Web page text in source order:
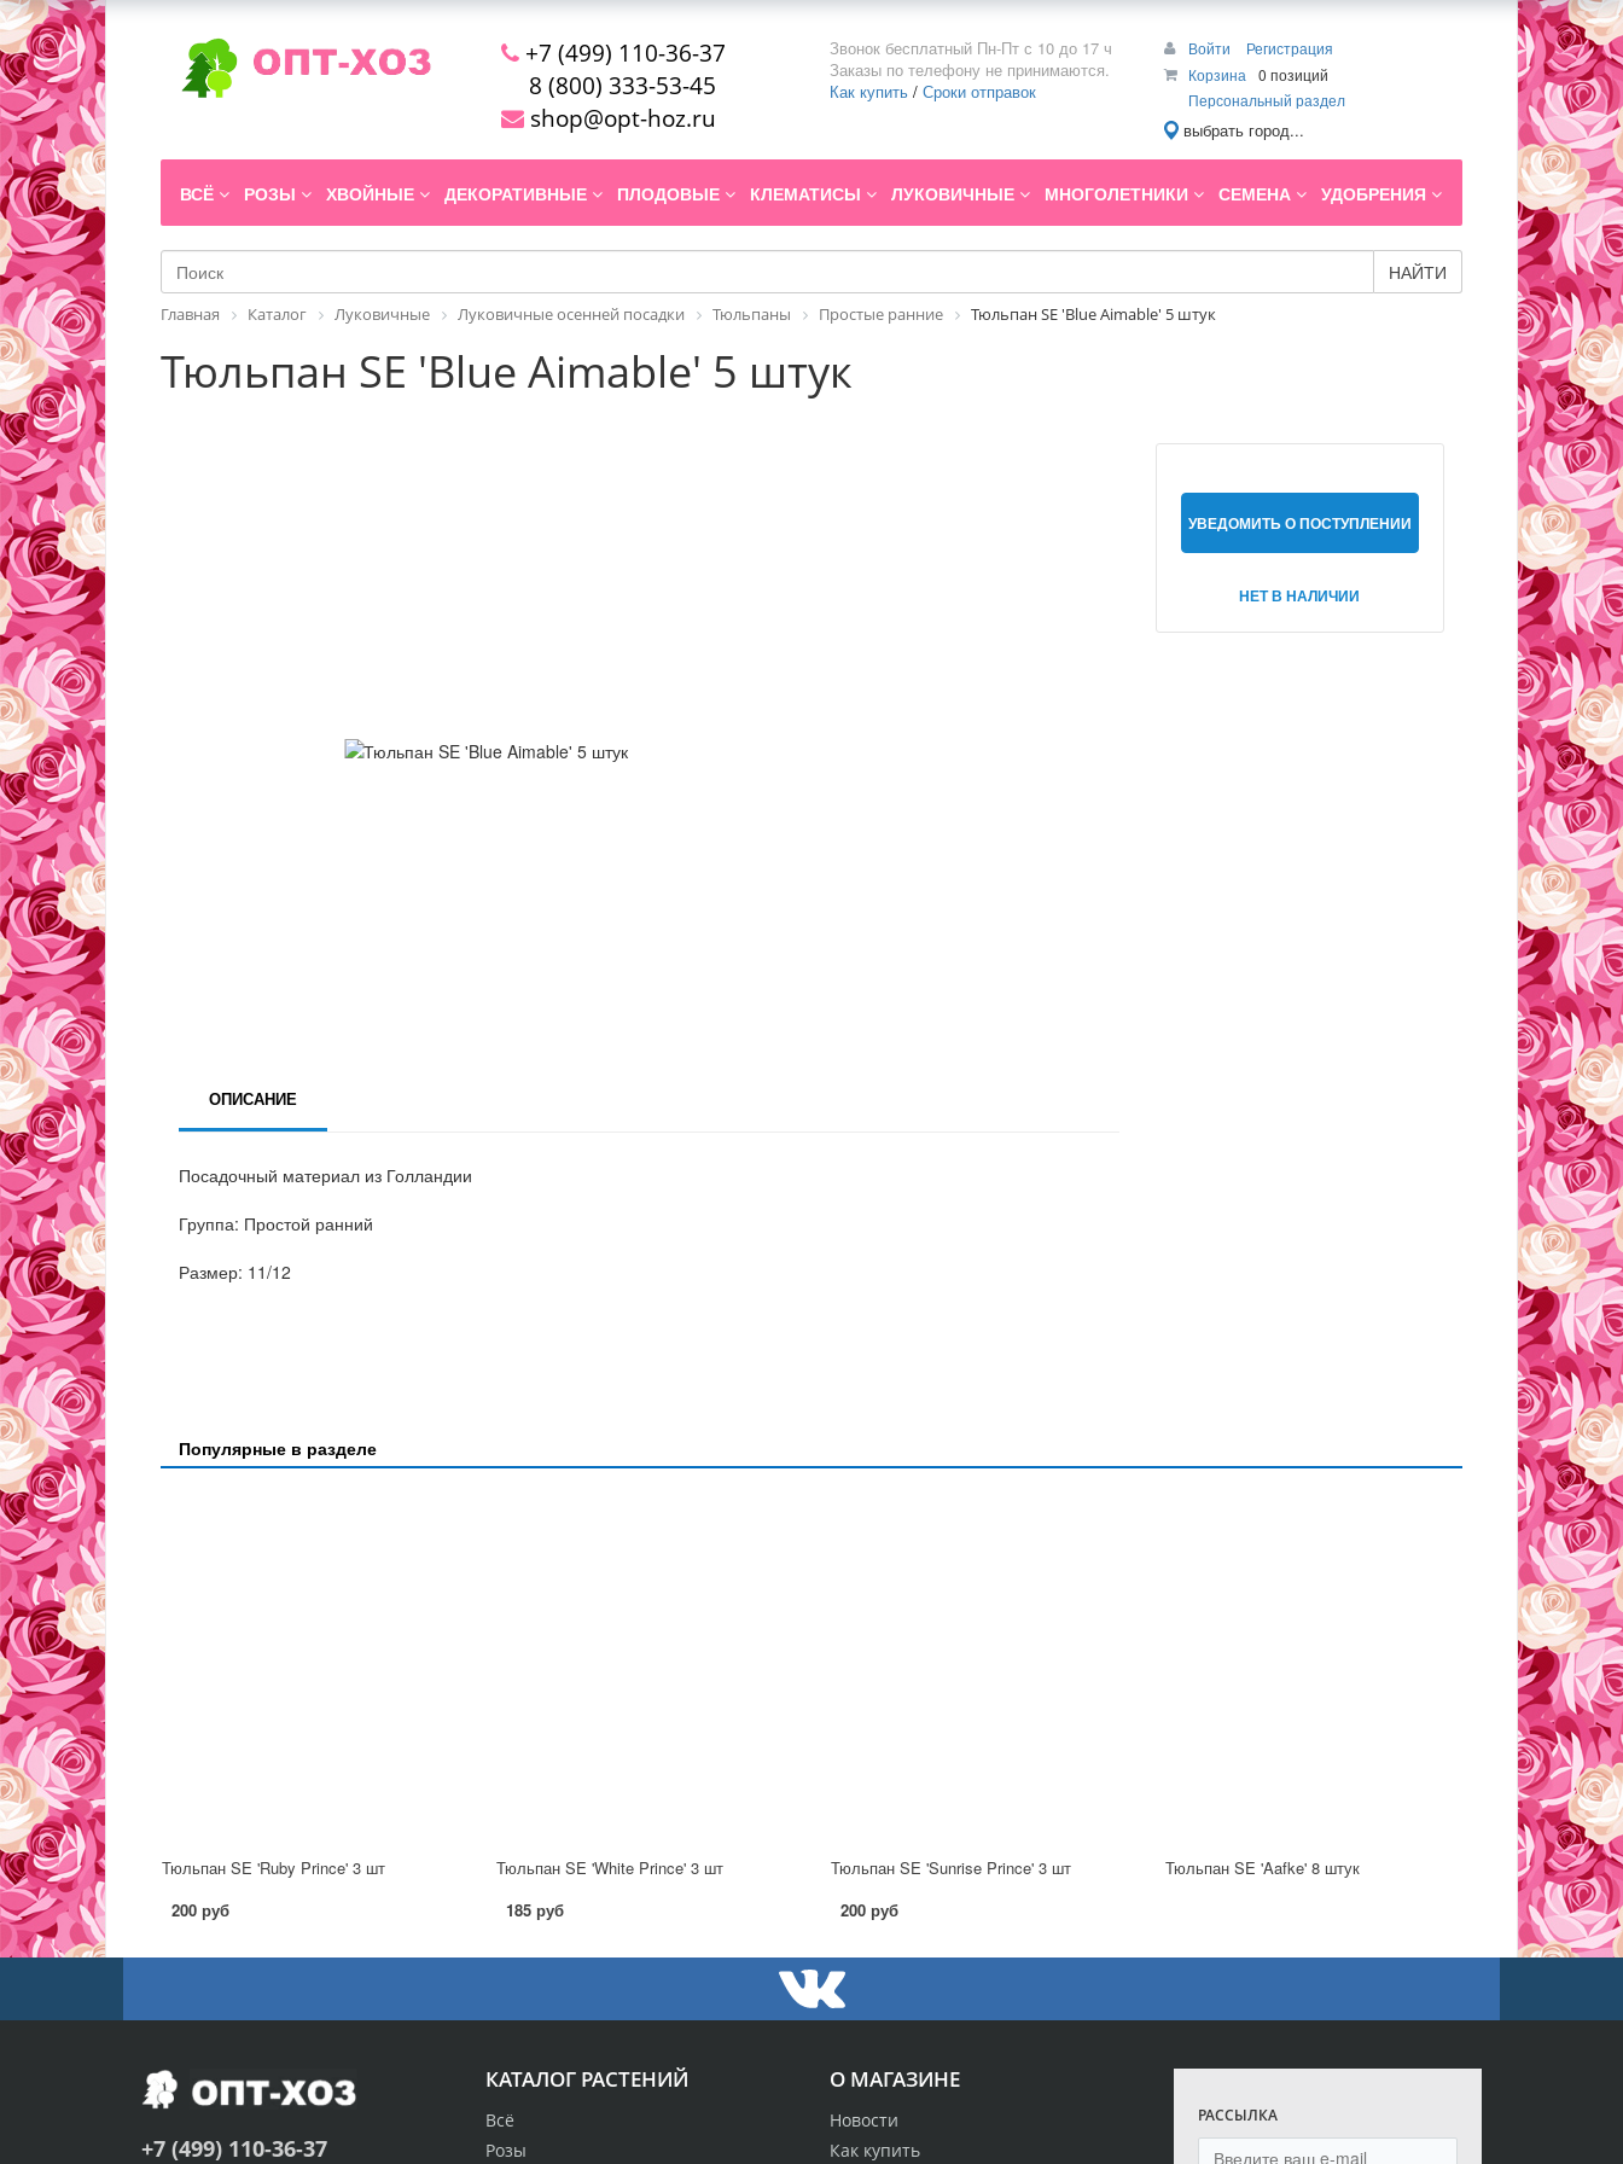
+7 (499) 110-36-37
8 (800) 333-53-45
shop@opt-hoz.ru
Звонок бесплатный Пн-Пт с 10 до 17 ч
Заказы по телефону не принимаются.
Как купить / Сроки отправок
Войти
Регистрация
Корзина
0 позиций
Персональный раздел
выбрать город...
ВСЁ РОЗЫ ХВОЙНЫЕ ДЕКОРАТИВНЫЕ ПЛОДОВЫЕ КЛЕМАТИСЫ ЛУКОВИЧНЫЕ МНОГОЛЕТНИКИ СЕМЕНА УДОБРЕНИЯ
НАЙТИ
Главная Каталог Луковичные Луковичные осенней посадки Тюльпаны Простые ранние Тюльпан SE 'Blue Aimable' 5 штук
Тюльпан SE 'Blue Aimable' 5 штук
УВЕДОМИТЬ О ПОСТУПЛЕНИИ
НЕТ В НАЛИЧИИ
ОПИСАНИЕ
Посадочный материал из Голландии
Группа: Простой ранний
Размер: 11/12
Популярные в разделе
Тюльпан SE 'Ruby Prince' 3 шт
200 руб
Тюльпан SE 'White Prince' 3 шт
185 руб
Тюльпан SE 'Sunrise Prince' 3 шт
200 руб
Тюльпан SE 'Aafke' 8 штук
О МАГАЗИНЕ
Новости
Как купить
КАТАЛОГ РАСТЕНИЙ
Всё
Розы
РАССЫЛКА
+7 (499) 110-36-37